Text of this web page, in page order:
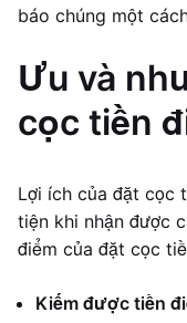
báo chúng một
Ưu và
cọc tiền
Lợi ích của đặt cọc
tiện khi nhận được
điểm của đặt cọc
Kiếm được tiền